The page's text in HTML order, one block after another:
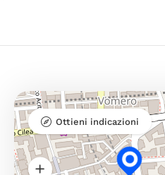
Ottieni indicazioni